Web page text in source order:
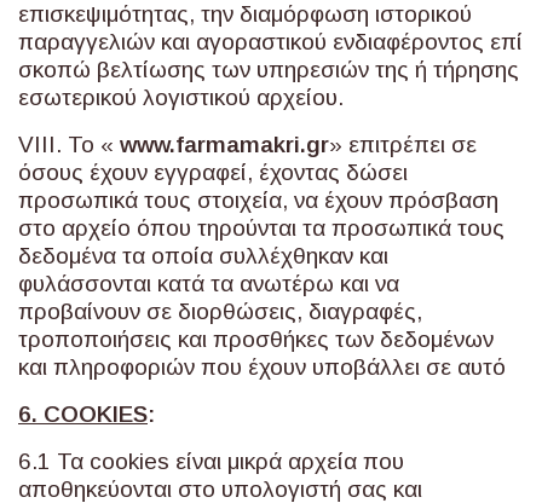
επισκεψιμότητας, την διαμόρφωση ιστορικού
παραγγελιών και αγοραστικού ενδιαφέροντος επί
σκοπώ βελτίωσης των υπηρεσιών της ή τήρησης
εσωτερικού λογιστικού αρχείου.
VIII. Το « www.farmamakri.gr» επιτρέπει σε
όσους έχουν εγγραφεί, έχοντας δώσει
προσωπικά τους στοιχεία, να έχουν πρόσβαση
στο αρχείο όπου τηρούνται τα προσωπικά τους
δεδομένα τα οποία συλλέχθηκαν και
φυλάσσονται κατά τα ανωτέρω και να
προβαίνουν σε διορθώσεις, διαγραφές,
τροποποιήσεις και προσθήκες των δεδομένων
και πληροφοριών που έχουν υποβάλλει σε αυτό
6. COOKIES:
6.1 Τα cookies είναι μικρά αρχεία που
αποθηκεύονται στο υπολογιστή σας και